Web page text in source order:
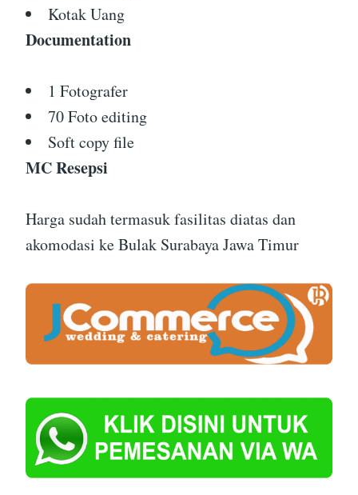
Kotak Uang
Documentation
1 Fotografer
70 Foto editing
Soft copy file
MC Resepsi
Harga sudah termasuk fasilitas diatas dan
akomodasi ke Bulak Surabaya Jawa Timur